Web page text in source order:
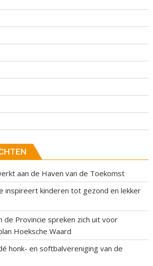
aan de Haven van de Toekomst
inspireert kinderen tot gezond en lekker
de Provincie spreken zich uit voor
Hoeksche Waard
honk- en softbalvereniging van de